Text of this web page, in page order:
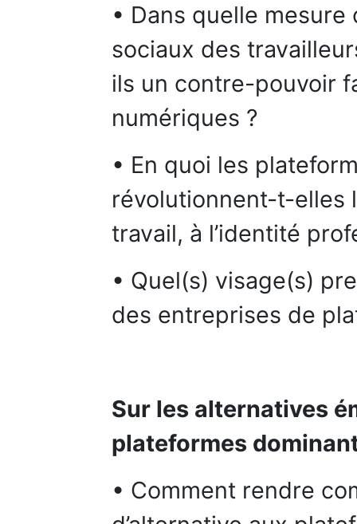
• Dans quelle
sociaux des
ils un contre-pouvoir
numériques ?
• En quoi les
révolutionnent-t-elles
travail, à l’identité
• Quel(s) visage(s)
des entreprises de
Sur les alternatives
plateformes
• Comment rendre